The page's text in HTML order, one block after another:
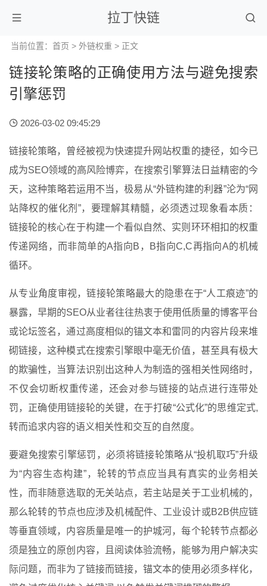
拉丁快链
当前位置： 首页 > 外链权重 > 正文
链接轮策略的正确使用方法与避免搜索
引擎惩罚
2026-03-02 09:45:29
链接轮策略，曾经被视为快速提升网站权重的捷径，如今已
成为SEO领域的高风险博弈，在搜索引擎算法日益精密的今
天，这种策略若运用不当，极易从“外链构建的利器”沦为“网
站降权的催化剂”，要理解其精髓，必须透过现象看本质：
链接轮的核心在于构建一个看似自然、实则环环相扣的权重
传递网络，而非简单的A指向B，B指向C,C再指向A的机械
循环。
从专业角度审视，链接轮策略最大的隐患在于“人工痕迹”的
暴露，早期的SEO从业者往往热衷于使用低质量的博客平台
或论坛签名，通过高度相似的锚文本和雷同的内容片段来堆
砌链接，这种模式在搜索引擎眼中毫无价值，甚至具有极大
的欺骗性，当算法识别出这种人为制造的强相关性网络时，
不仅会切断权重传递，还会对参与链接的站点进行连带处
罚，正确使用链接轮的关键，在于打破“公式化”的思维定式,
转而追求内容的语义相关性和交互的自然度。
要避免搜索引擎惩罚，必须将链接轮策略从“投机取巧”升级
为“内容生态构建”，轮转的节点应当具有真实的业务相关
性，而非随意选取的无关站点，若主站是关于工业机械的，
那么轮转的节点也应涉及机械配件、工业设计或B2B供应链
等垂直领域，内容质量是唯一的护城河，每个轮转节点都必
须是独立的原创内容，且阅读体验流畅，能够为用户解决实
际问题，而非为了链接而链接，锚文本的使用必须多样化，